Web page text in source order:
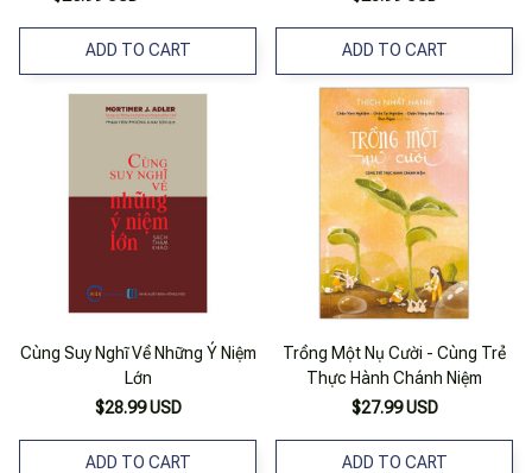
ADD TO CART ADD TO CART
Cùng Suy Nghĩ Về Những Ý Niệm
Lớn
$28.99 USD
ADD TO CART
Trồng Một Nụ Cười - Cùng Trẻ
Thực Hành Chánh Niệm
$27.99 USD
ADD TO CART